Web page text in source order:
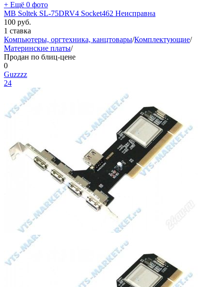
+ Ещё 0 фото
MB Soltek SL-75DRV4 Socket462 Неисправна
100 руб.
1 ставка
Компьютеры, оргтехника, канцтовары/Комплектующие/
Материнские платы/
Продан по блиц-цене
0
Guzzzz
24